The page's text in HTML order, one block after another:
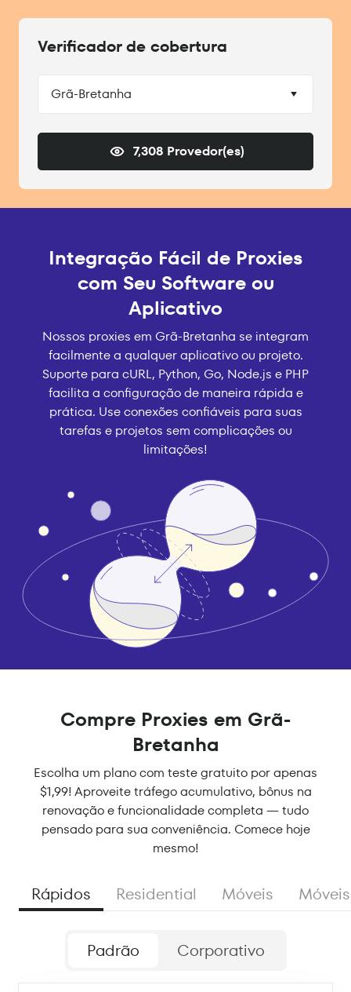
Verificador de cobertura
Grã-Bretanha
7,308 Provedor(es)
Integração Fácil de Proxies
com Seu Software ou
Aplicativo
Nossos proxies em Grã-Bretanha se integram
facilmente a qualquer aplicativo ou projeto.
Suporte para cURL, Python, Go, Node.js e PHP
facilita a configuração de maneira rápida e
prática. Use conexões confiáveis para suas
tarefas e projetos sem complicações ou
limitações!
Compre Proxies em Grã-
Bretanha
Escolha um plano com teste gratuito por apenas
$1,99! Aproveite tráfego acumulativo, bônus na
renovação e funcionalidade completa — tudo
pensado para sua conveniência. Comece hoje
mesmo!
Rápidos Residential Móveis
Padrão Corporativo